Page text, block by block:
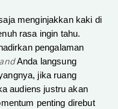
menginjakkan kaki di
rasa ingin tahu.
pengalaman
Anda langsung
jika ruang
audiens justru akan
penting direbut